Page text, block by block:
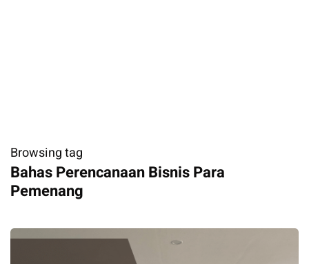
Browsing tag
Bahas Perencanaan Bisnis Para
Pemenang